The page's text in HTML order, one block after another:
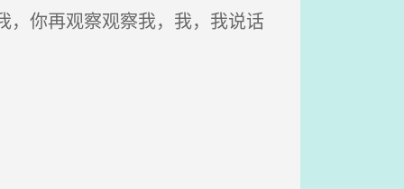
你再观察观察我，我，我说话